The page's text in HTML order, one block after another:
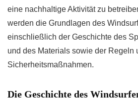
eine nachhaltige Aktivität zu
werden die Grundlagen des
einschließlich der Geschichte des
und des Materials sowie der Regeln
Sicherheitsmaßnahmen.
Die Geschichte des